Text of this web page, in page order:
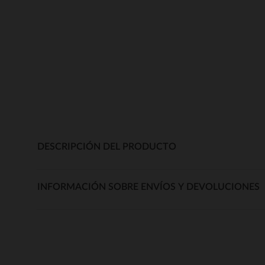
DESCRIPCIÓN DEL PRODUCTO
INFORMACIÓN SOBRE ENVÍOS Y DEVOLUCIONES